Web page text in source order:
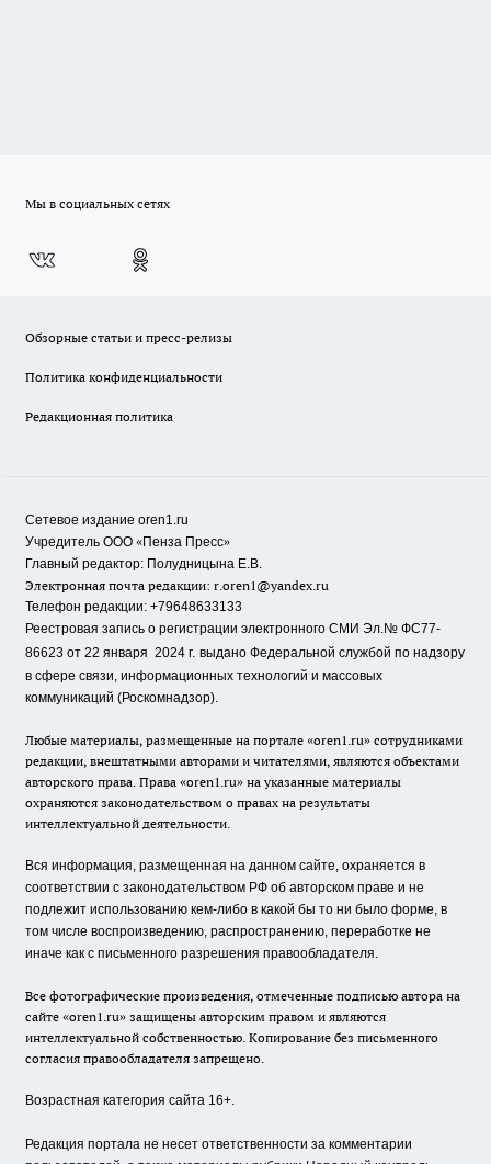
Мы в социальных сетях
Обзорные статьи и пресс-релизы
Политика конфиденциальности
Редакционная политика
Сетевое издание oren1.ru
Учредитель ООО «Пенза Пресс»
Главный редактор: Полудницына Е.В.
Электронная почта редакции: r.oren1@yandex.ru
Телефон редакции: +79648633133
Реестровая запись о регистрации электронного СМИ Эл.№ ФС77-
86623 от 22 января 2024 г. выдано Федеральной службой по надзору
в сфере связи, информационных технологий и массовых
коммуникаций (Роскомнадзор).
Любые материалы, размещенные на портале «oren1.ru» сотрудниками
редакции, внештатными авторами и читателями, являются объектами
авторского права. Права «oren1.ru» на указанные материалы
охраняются законодательством о правах на результаты
интеллектуальной деятельности.
Вся информация, размещенная на данном сайте, охраняется в
соответствии с законодательством РФ об авторском праве и не
подлежит использованию кем-либо в какой бы то ни было форме, в
том числе воспроизведению, распространению, переработке не
иначе как с письменного разрешения правообладателя.
Все фотографические произведения, отмеченные подписью автора на
сайте «oren1.ru» защищены авторским правом и являются
интеллектуальной собственностью. Копирование без письменного
согласия правообладателя запрещено.
Возрастная категория сайта 16+.
Редакция портала не несет ответственности за комментарии